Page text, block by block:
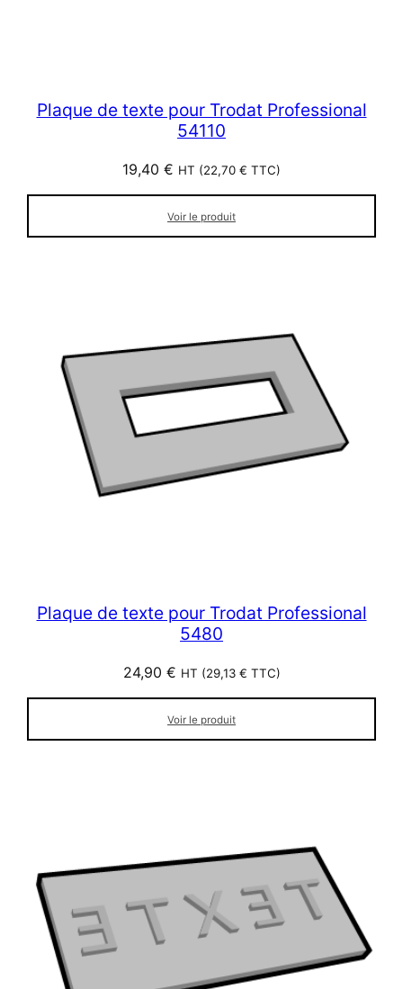
Plaque de texte pour Trodat Professional
54110
19,40 € HT (22,70 € TTC)
Voir le produit
Plaque de texte pour Trodat Professional
5480
24,90 € HT (29,13 € TTC)
Voir le produit